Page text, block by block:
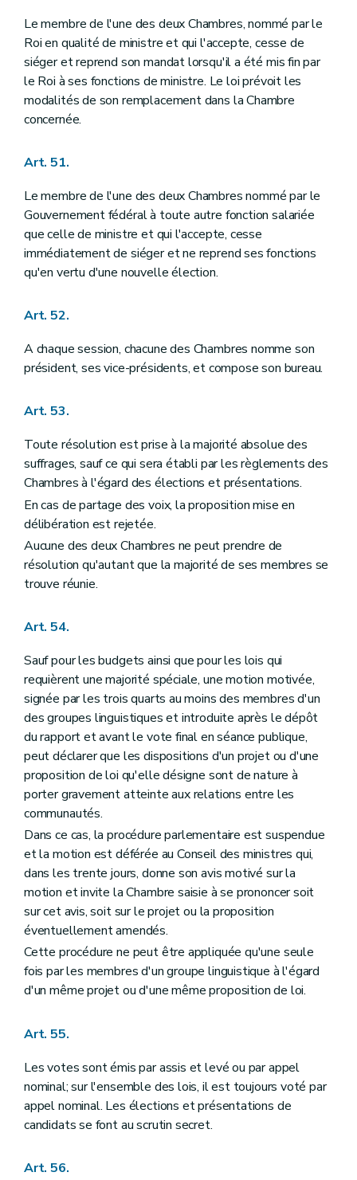
Le membre de l'une des deux Chambres, nommé par le
Roi en qualité de ministre et qui l'accepte, cesse de
siéger et reprend son mandat lorsqu'il a été mis fin par
le Roi à ses fonctions de ministre. Le loi prévoit les
modalités de son remplacement dans la Chambre
concernée.
Art. 51.
Le membre de l'une des deux Chambres nommé par le
Gouvernement fédéral à toute autre fonction salariée
que celle de ministre et qui l'accepte, cesse
immédiatement de siéger et ne reprend ses fonctions
qu'en vertu d'une nouvelle élection.
Art. 52.
A chaque session, chacune des Chambres nomme son
président, ses vice-présidents, et compose son bureau.
Art. 53.
Toute résolution est prise à la majorité absolue des
suffrages, sauf ce qui sera établi par les règlements des
Chambres à l'égard des élections et présentations.
En cas de partage des voix, la proposition mise en
délibération est rejetée.
Aucune des deux Chambres ne peut prendre de
résolution qu'autant que la majorité de ses membres se
trouve réunie.
Art. 54.
Sauf pour les budgets ainsi que pour les lois qui
requièrent une majorité spéciale, une motion motivée,
signée par les trois quarts au moins des membres d'un
des groupes linguistiques et introduite après le dépôt
du rapport et avant le vote final en séance publique,
peut déclarer que les dispositions d'un projet ou d'une
proposition de loi qu'elle désigne sont de nature à
porter gravement atteinte aux relations entre les
communautés.
Dans ce cas, la procédure parlementaire est suspendue
et la motion est déférée au Conseil des ministres qui,
dans les trente jours, donne son avis motivé sur la
motion et invite la Chambre saisie à se prononcer soit
sur cet avis, soit sur le projet ou la proposition
éventuellement amendés.
Cette procédure ne peut être appliquée qu'une seule
fois par les membres d'un groupe linguistique à l'égard
d'un même projet ou d'une même proposition de loi.
Art. 55.
Les votes sont émis par assis et levé ou par appel
nominal; sur l'ensemble des lois, il est toujours voté par
appel nominal. Les élections et présentations de
candidats se font au scrutin secret.
Art. 56.